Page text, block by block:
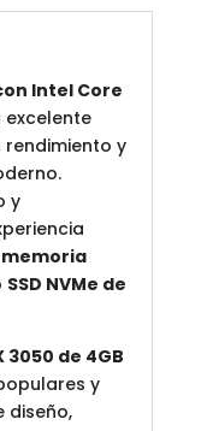
Intel Core
excelente
y
y
memoria
SSD NVMe de
3050 de 4GB
y
diseño,